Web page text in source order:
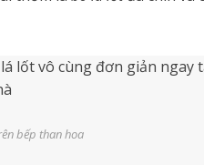
bếp than hoa